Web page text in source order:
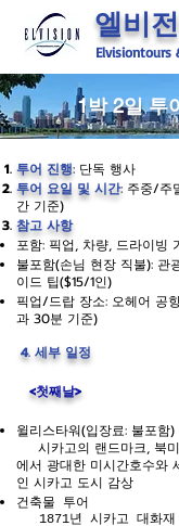
엘비
Elvisiontours
1박 2일 투
투어 진행: 단독 행사
투어 요일 및 시간: 주중/주
간 기준)
참고 사항
포함: 픽업, 차량, 드라이빙
불포함(손님 현장 직불): 관
이드 팁($15/1인)
픽업/드랍 장소: 오헤어 공
과 30분 기준)
4. 세부 일정
<첫째날>
윌리스타워(입장료: 불포함)
시카고의 랜드마크, 북
에서 광대한 미시간호수와
인 시카고 도시 감상
건축물 투어
1871년 시카고 대화재